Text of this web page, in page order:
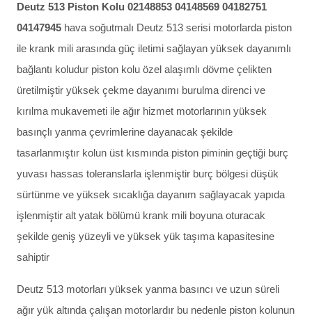
Deutz 513 Piston Kolu 02148853 04148569 04182751
04147945 hava soğutmalı Deutz 513 serisi motorlarda piston
ile krank mili arasında güç iletimi sağlayan yüksek dayanımlı
bağlantı koludur piston kolu özel alaşımlı dövme çelikten
üretilmiştir yüksek çekme dayanımı burulma direnci ve
kırılma mukavemeti ile ağır hizmet motorlarının yüksek
basınçlı yanma çevrimlerine dayanacak şekilde
tasarlanmıştır kolun üst kısmında piston piminin geçtiği burç
yuvası hassas toleranslarla işlenmiştir burç bölgesi düşük
sürtünme ve yüksek sıcaklığa dayanım sağlayacak yapıda
işlenmiştir alt yatak bölümü krank mili boyuna oturacak
şekilde geniş yüzeyli ve yüksek yük taşıma kapasitesine
sahiptir
Deutz 513 motorları yüksek yanma basıncı ve uzun süreli
ağır yük altında çalışan motorlardır bu nedenle piston kolunun